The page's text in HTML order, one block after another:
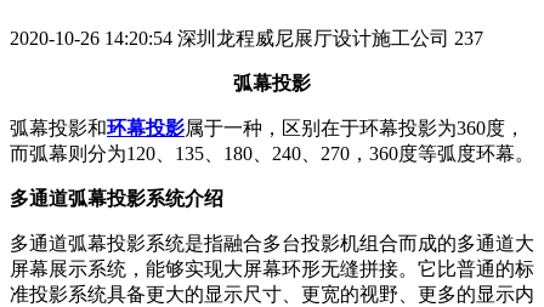
2020-10-26 14:20:54 深圳龙程威尼展厅设计施工公司 237
弧幕投影
弧幕投影和环幕投影属于一种，区别在于环幕投影为360度，
而弧幕则分为120、135、180、240、270，360度等弧度环幕。
多通道弧幕投影系统介绍
多通道弧幕投影系统是指融合多台投影机组合而成的多通道大
屏幕展示系统，能够实现大屏幕环形无缝拼接。它比普通的标
准投影系统具备更大的显示尺寸、更宽的视野、更多的显示内